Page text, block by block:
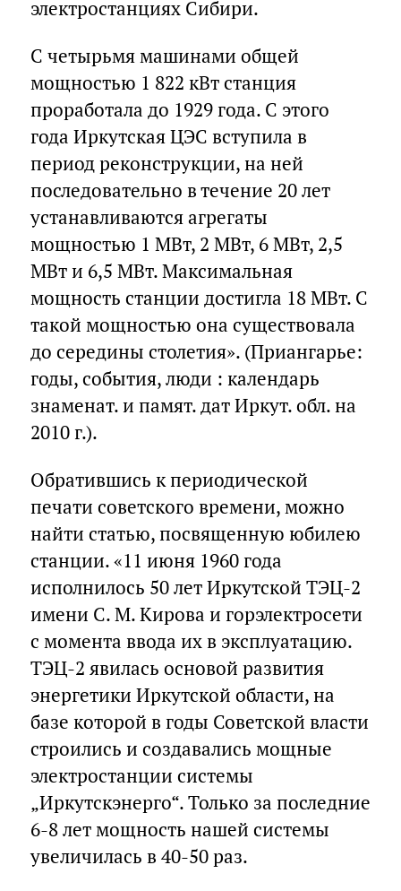
электростанциях Сибири.
С четырьмя машинами общей
мощностью 1 822 кВт станция
проработала до 1929 года. С этого
года Иркутская ЦЭС вступила в
период реконструкции, на ней
последовательно в течение 20 лет
устанавливаются агрегаты
мощностью 1 МВт, 2 МВт, 6 МВт, 2,5
МВт и 6,5 МВт. Максимальная
мощность станции достигла 18 МВт. С
такой мощностью она существовала
до середины столетия». (Приангарье:
годы, события, люди : календарь
знаменат. и памят. дат Иркут. обл. на
2010 г.).
Обратившись к периодической
печати советского времени, можно
найти статью, посвященную юбилею
станции. «11 июня 1960 года
исполнилось 50 лет Иркутской ТЭЦ-2
имени С. М. Кирова и горэлектросети
с момента ввода их в эксплуатацию.
ТЭЦ-2 явилась основой развития
энергетики Иркутской области, на
базе которой в годы Советской власти
строились и создавались мощные
электростанции системы
„Иркутскэнерго“. Только за последние
6-8 лет мощность нашей системы
увеличилась в 40-50 раз.